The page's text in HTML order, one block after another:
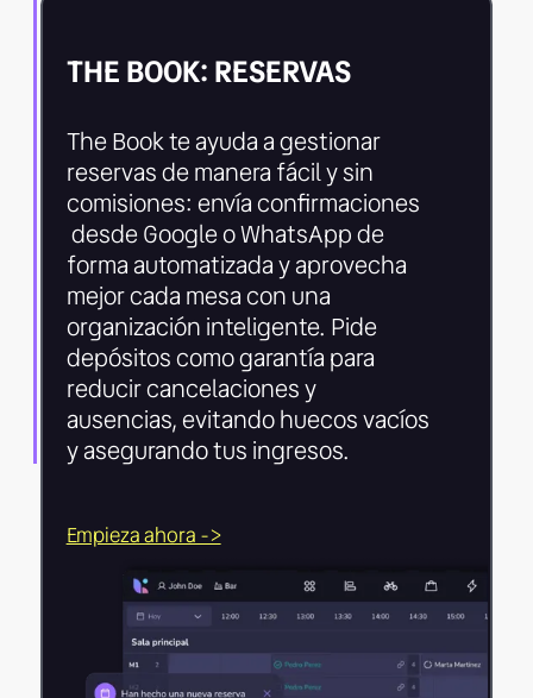
THE BOOK: RESERVAS
The Book te ayuda a gestionar
reservas de manera fácil y sin
comisiones: envía confirmaciones
desde Google o WhatsApp de
forma automatizada y aprovecha
mejor cada mesa con una
organización inteligente. Pide
depósitos como garantía para
reducir cancelaciones y
ausencias, evitando huecos vacíos
y asegurando tus ingresos.
Empieza ahora ->